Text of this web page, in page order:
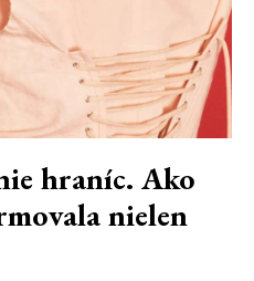
hraníc. Ako
nielen